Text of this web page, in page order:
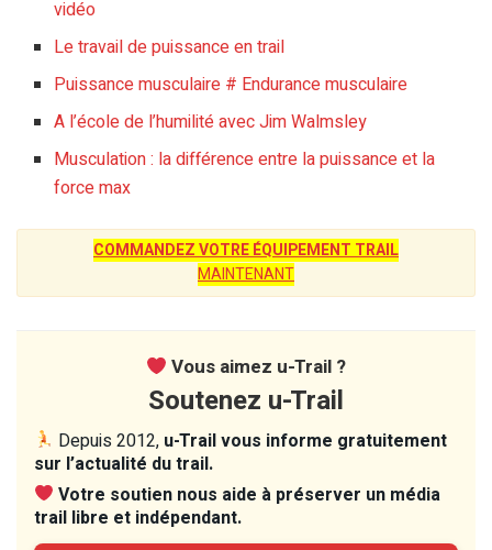
vidéo
Le travail de puissance en trail
Puissance musculaire # Endurance musculaire
A l’école de l’humilité avec Jim Walmsley
Musculation : la différence entre la puissance et la
force max
COMMANDEZ VOTRE ÉQUIPEMENT TRAIL
MAINTENANT
Vous aimez u-Trail ?
Soutenez u-Trail
Depuis 2012, u-Trail vous informe gratuitement
sur l’actualité du trail.
Votre soutien nous aide à préserver un média
trail libre et indépendant.